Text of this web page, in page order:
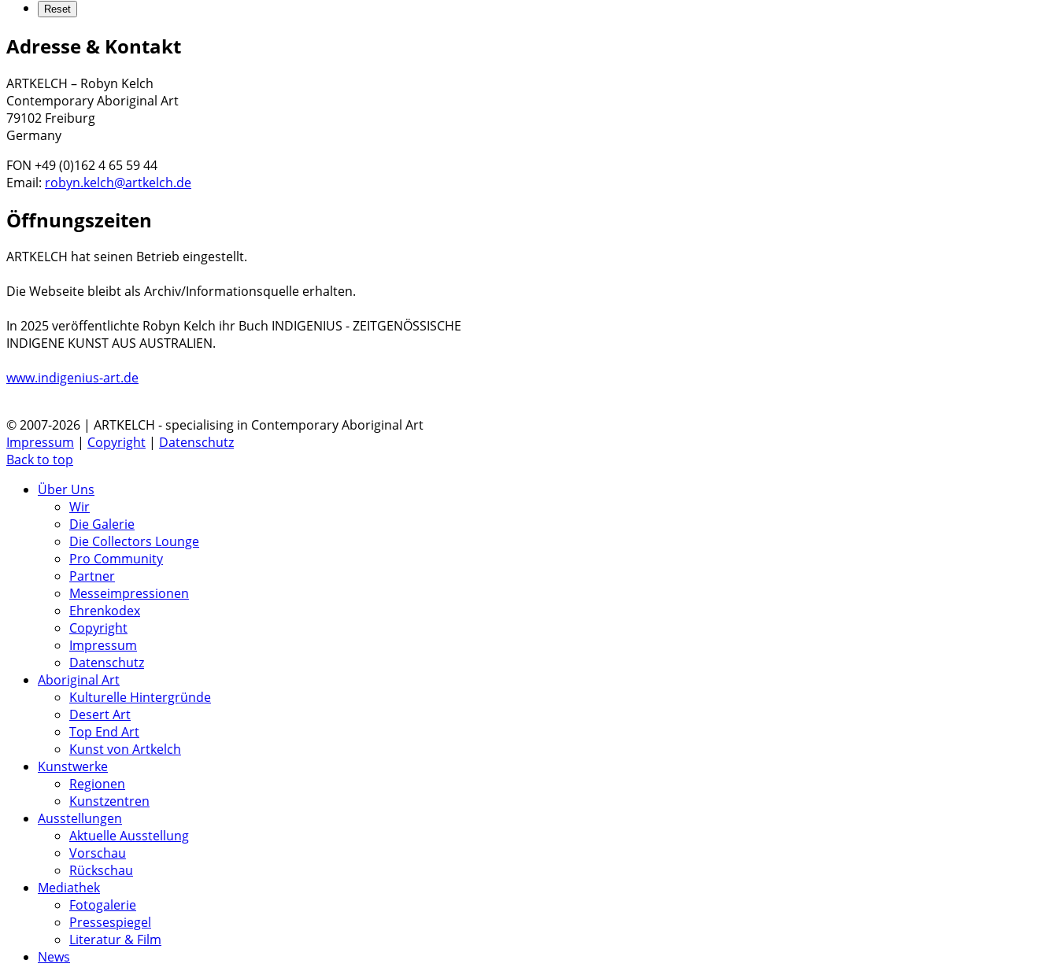
Adresse & Kontakt
ARTKELCH – Robyn Kelch
Contemporary Aboriginal Art
79102 Freiburg
Germany
FON +49 (0)162 4 65 59 44
Email: robyn.kelch@artkelch.de
Öffnungszeiten
ARTKELCH hat seinen Betrieb eingestellt.
Die Webseite bleibt als Archiv/Informationsquelle erhalten.
In 2025 veröffentlichte Robyn Kelch ihr Buch INDIGENIUS - ZEITGENÖSSISCHE
INDIGENE KUNST AUS AUSTRALIEN.
www.indigenius-art.de
© 2007-2026 | ARTKELCH - specialising in Contemporary Aboriginal Art
Impressum | Copyright | Datenschutz
Back to top
Über Uns
Wir
Die Galerie
Die Collectors Lounge
Pro Community
Partner
Messeimpressionen
Ehrenkodex
Copyright
Impressum
Datenschutz
Aboriginal Art
Kulturelle Hintergründe
Desert Art
Top End Art
Kunst von Artkelch
Kunstwerke
Regionen
Kunstzentren
Ausstellungen
Aktuelle Ausstellung
Vorschau
Rückschau
Mediathek
Fotogalerie
Pressespiegel
Literatur & Film
News